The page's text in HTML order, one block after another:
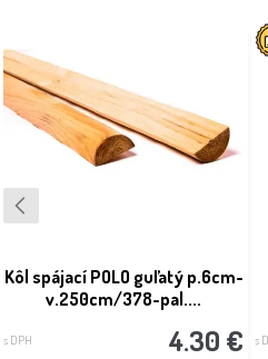
Kôl spájací POLO guľatý p.6cm-
v.250cm/378-pal....
s DPH 4.30 € s